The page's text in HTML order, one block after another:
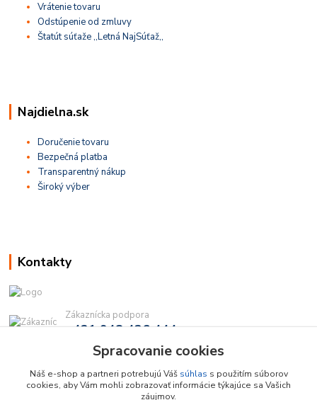
Vrátenie tovaru
Odstúpenie od zmluvy
Štatút súťaže ,,Letná NajSúťaž,,
Najdielna.sk
Doručenie tovaru
Bezpečná platba
Transparentný nákup
Široký výber
Kontakty
Zákaznícka podpora
+421 948 436 444
(Po-Pia, 9-16 hod.)
info@najdielna.sk
Spracovanie cookies
Náš e-shop a partneri potrebujú Váš súhlas s použitím súborov
cookies, aby Vám mohli zobrazovať informácie týkajúce sa Vašich
záujmov.